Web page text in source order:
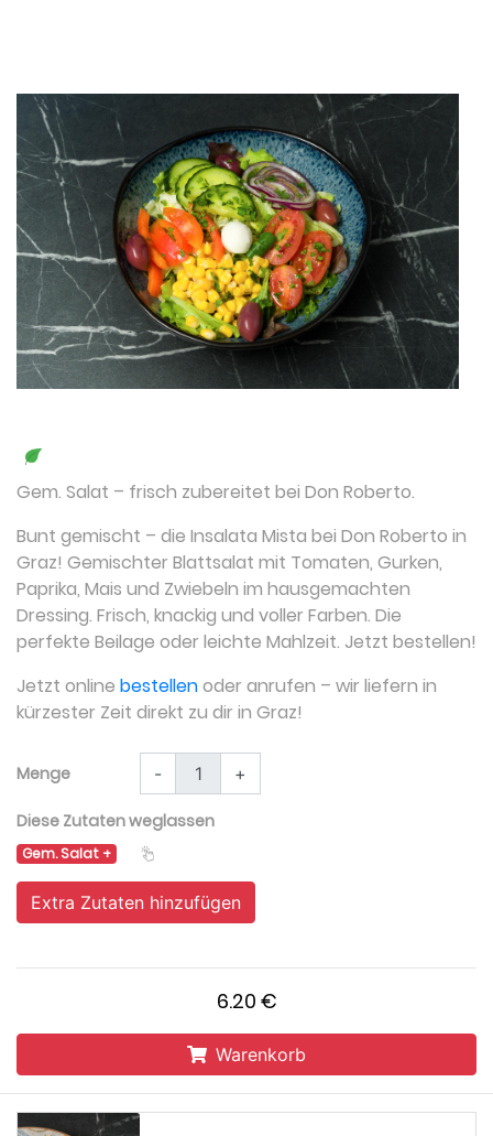
Gem. Salat – frisch zubereitet bei Don Roberto.
Bunt gemischt – die Insalata Mista bei Don Roberto in
Graz! Gemischter Blattsalat mit Tomaten, Gurken,
Paprika, Mais und Zwiebeln im hausgemachten
Dressing. Frisch, knackig und voller Farben. Die
perfekte Beilage oder leichte Mahlzeit. Jetzt bestellen!
Jetzt online bestellenoder anrufen – wir liefern in
kürzester Zeit direkt zu dir in Graz!
Menge - +
Diese Zutaten weglassen
Gem. Salat
Extra Zutaten hinzufügen
6.20 €
Warenkorb